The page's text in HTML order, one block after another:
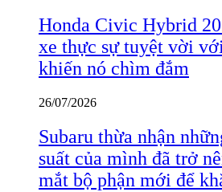
Honda Civic Hybrid
xe thực sự tuyệt vời
khiến nó chìm đắm
26/07/2026
Subaru thừa nhận
suất của mình đã trở
mắt bộ phận mới để